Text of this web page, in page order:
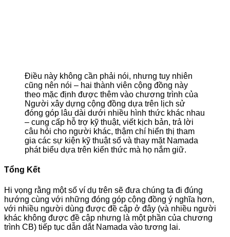
Điều này không cần phải nói, nhưng tuy nhiên
cũng nên nói – hai thành viên cộng đồng này
theo mặc định được thêm vào chương trình của
Người xây dựng cộng đồng dựa trên lịch sử
đóng góp lâu dài dưới nhiều hình thức khác nhau
– cung cấp hỗ trợ kỹ thuật, viết kịch bản, trả lời
câu hỏi cho người khác, thậm chí hiển thị tham
gia các sự kiện kỹ thuật số và thay mặt Namada
phát biểu dựa trên kiến thức mà họ nắm giữ.
Tổng Kết
Hi vọng rằng một số ví dụ trên sẽ đưa chúng ta đi đúng
hướng cùng với những đóng góp cộng đồng ý nghĩa hơn,
với nhiều người dùng được đề cập ở đây (và nhiều người
khác không được đề cập nhưng là một phần của chương
trình CB) tiếp tục dẫn dắt Namada vào tương lai.